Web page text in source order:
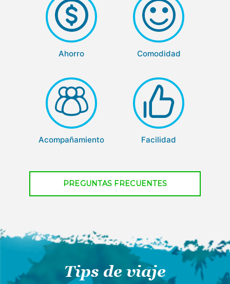
Ahorro Comodidad
Acompañamiento Facilidad
PREGUNTAS FRECUENTES
Tips de viaje